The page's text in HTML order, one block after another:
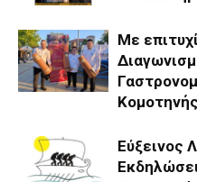
Με
Κομοτηνής
Εύξεινος